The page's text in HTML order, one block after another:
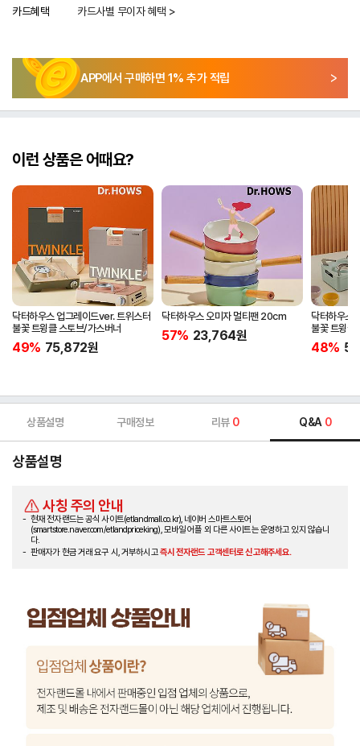
카드혜택 카드사별 무이자 혜택 >
APP에서 구매하면 1% 추가 적립
이런 상품은 어때요?
닥터하우스 업그레이드ver. 트위스터
불꽃 트윙클 스토브/가스버너
49% 75,872원
닥터하우스 오미자 멀티팬 20cm
57% 23,764원
닥터하우스
불꽃 트윙클
캠핑버너
48%
상품설명 구매정보 리뷰 0 Q&A 0
상품설명
사칭 주의 안내
현재 전자랜드는 공식 사이트(etlandmall.co.kr), 네이버 스마트스토어
(smartstore.naver.com/etlandpriceking), 모바일 어플 외 다른 사이트는 운영하고 있지 않습니
다.
판매자가 현금 거래 요구 시, 거부하시고즉시 전자랜드 고객센터로 신고해주세요.